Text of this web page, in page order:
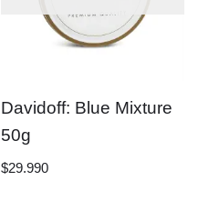
Davidoff: Blue Mixture
50g
$29.990